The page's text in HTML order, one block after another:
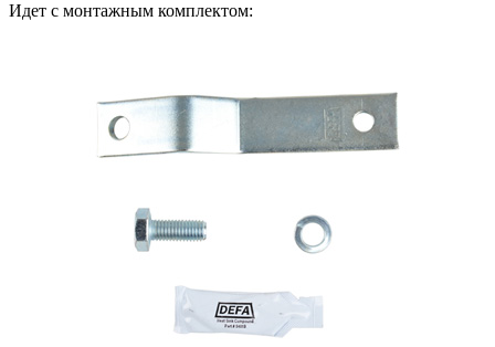
Идет с монтажным комплектом: